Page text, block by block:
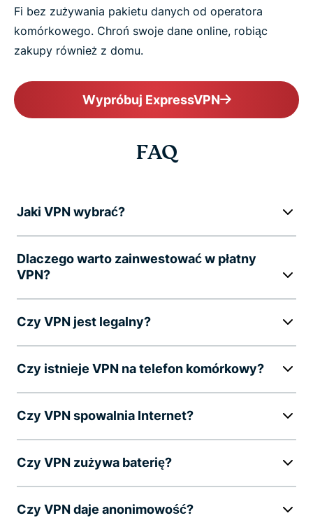
Fi bez zużywania pakietu danych od operatora
komórkowego. Chroń swoje dane online, robiąc
zakupy również z domu.
Wypróbuj ExpressVPN
FAQ
Jaki VPN wybrać?
Dlaczego warto zainwestować w płatny
VPN?
Czy VPN jest legalny?
Czy istnieje VPN na telefon komórkowy?
Czy VPN spowalnia Internet?
Czy VPN zużywa baterię?
Czy VPN daje anonimowość?